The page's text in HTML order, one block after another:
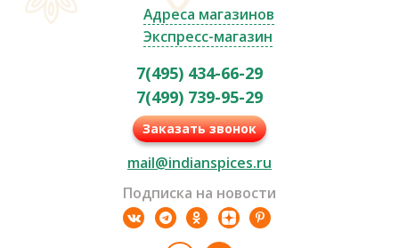
Адреса магазинов
Экспресс-магазин
7(495) 434-66-29
7(499) 739-95-29
Заказать звонок
mail@indianspices.ru
Подписка на новости